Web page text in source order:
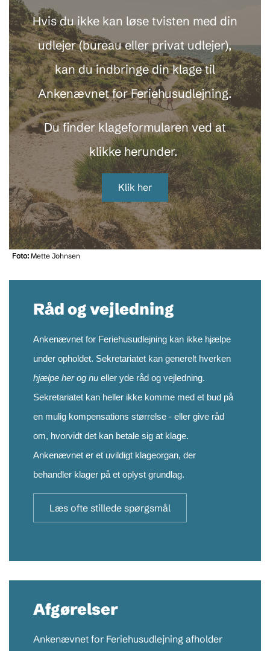
Hvis du ikke kan løse tvisten med din
udlejer (bureau eller privat udlejer),
kan du indbringe din klage til
Ankenævnet for Feriehusudlejning.
Du finder klageformularen ved at
klikke herunder.
Klik her
Foto: Mette Johnsen
Råd og vejledning
Ankenævnet for Feriehusudlejning kan ikke hjælpe
under opholdet. Sekretariatet kan generelt hverken
hjælpe her og nu eller yde råd og vejledning.
Sekretariatet kan heller ikke komme med et bud på
en mulig kompensations størrelse - eller give råd
om, hvorvidt det kan betale sig at klage.
Ankenævnet er et uvildigt klageorgan, der
behandler klager på et oplyst grundlag.
Læs ofte stillede spørgsmål
Afgørelser
Ankenævnet for Feriehusudlejning afholder